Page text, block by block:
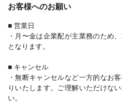
お客様へのお願い
■ 営業日
・月〜金は企業配が主業務のため
となります。
■ キャンセル
・無断キャンセルなど一方的なお
りいたします。ご理解いただけな
い。